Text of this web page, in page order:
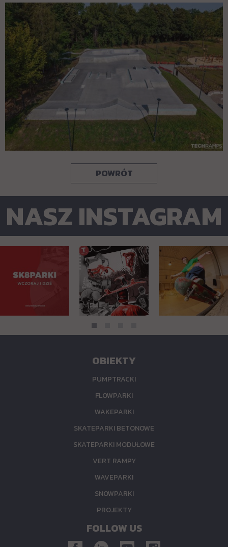
POWRÓT
NASZ INSTAGRAM
OBIEKTY
PUMPTRACKI
FLOWPARKI
WAKEPARKI
SKATEPARKI BETONOWE
SKATEPARKI MODUŁOWE
VERT RAMPY
WAVEPARKI
SNOWPARKI
PROJEKTY
FOLLOW US